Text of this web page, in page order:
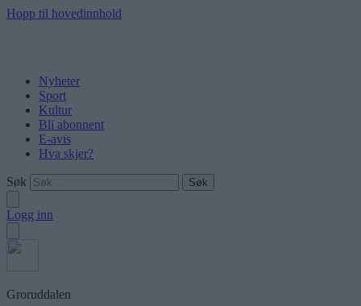
Hopp til hovedinnhold
Nyheter
Sport
Kultur
Bli abonnent
E-avis
Hva skjer?
Søk
Logg inn
Groruddalen